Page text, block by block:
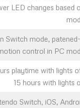
LED changes based
Switch mode, patened
control in PC
playtime with lights
15 hours with lights
Switch, iOS,